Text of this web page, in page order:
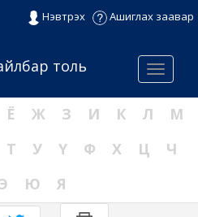
Нэвтрэх Ашиглах заавар
Menu
толь
Ё Ж З И К Л
М
Т У Ү Ф Х Ц
Ч
Э Ю Я